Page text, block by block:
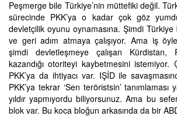
Peşmerge bile Türkiye’nin müttefiki değil.
sürecinde PKK’ya o kadar çok göz
devletçilik oyunu oynamasına. Şimdi
ve geri adım atmaya çalışıyor. Ama iş
şimdi devletleşmeye çalışan Kürdistan,
kazandığı otoriteyi kaybetmesini istemiyor.
PKK’ya da ihtiyacı var. IŞİD ile
PKK’ya tekrar ‘Sen teröristsin’ tanımlaması
yıldır yapmıyordu biliyorsunuz. Ama bu
blok var. Bu koca bloğun arkasında da bir